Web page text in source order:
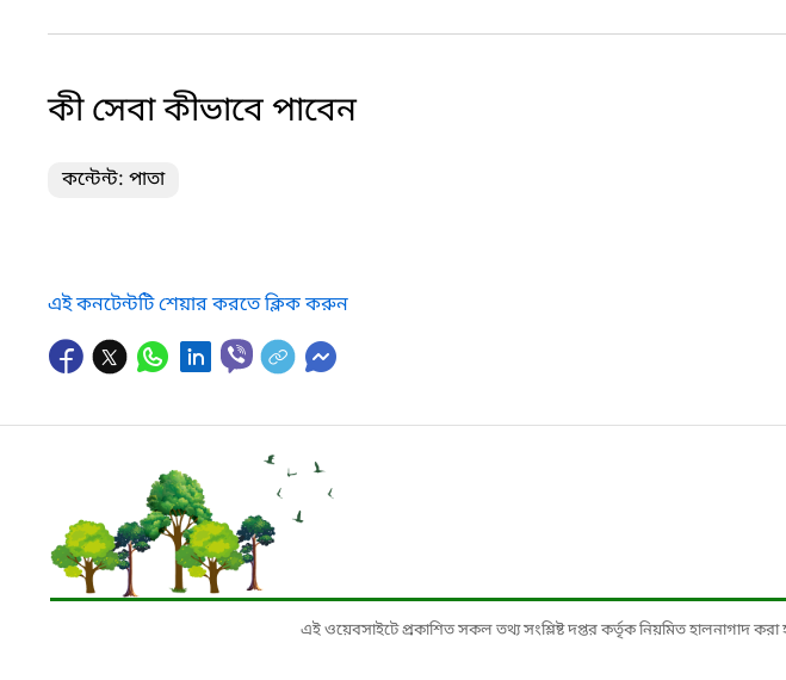
কী সেবা কীভাবে পাবেন
কন্টেন্ট: পাতা
এই কনটেন্টটি শেয়ার করতে ক্লিক করুন
এই ওয়েবসাইটে প্রকাশিত সকল তথ্য সংশ্লিষ্ট দপ্তর কর্তৃক নিয়মিত হালনাগাদ করা